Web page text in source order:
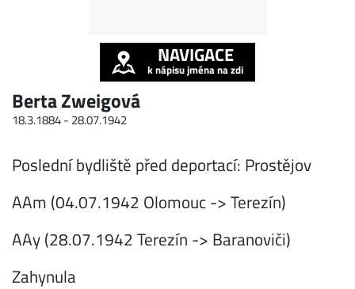
NAVIGACE
k nápisu jména na zdi
Berta Zweigová
18.3.1884 - 28.07.1942
Poslední bydliště před deportací: Prostějov
AAm (04.07.1942 Olomouc -> Terezín)
AAy (28.07.1942 Terezín -> Baranoviči)
Zahynula